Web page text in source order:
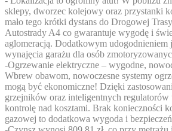
sklepy, dworzec kolejowy oraz przystanki
mało tego krótki dystans do Drogowej
Autostrady A4 co gwarantuje wygodę i
aglomeracją. Dodatkowym udogodnieniem
wynajęcia garażu dla osób
-Ogrzewanie elektryczne – wygodne,
Wbrew obawom, nowoczesne systemy
mogą być ekonomiczne! Dzięki
grzejników oraz inteligentnych regulatorów
kontrolę nad kosztami. Brak konieczności
gazowej to dodatkowa wygoda i